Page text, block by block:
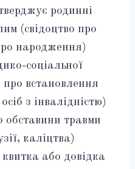
родинні
(свідоцтво про
народження)
соціальної
про встановлення
з інвалідністю)
обставини травми
каліцтва)
квитка або довідка